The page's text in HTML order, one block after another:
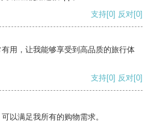
支持[0] 反对[0]
用，让我能够享受到高品质的旅行体
支持[0] 反对[0]
以满足我所有的购物需求。